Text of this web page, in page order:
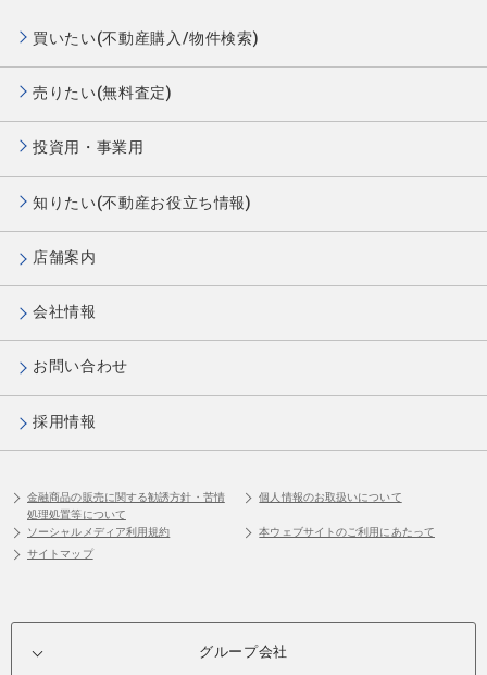
買いたい(不動産購入/物件検索)
売りたい(無料査定)
投資用・事業用
知りたい(不動産お役立ち情報)
店舗案内
会社情報
お問い合わせ
採用情報
金融商品の販売に関する勧誘方針・苦情
処理処置等について
個人情報のお取扱いについて
ソーシャルメディア利用規約
本ウェブサイトのご利用にあたって
サイトマップ
グループ会社